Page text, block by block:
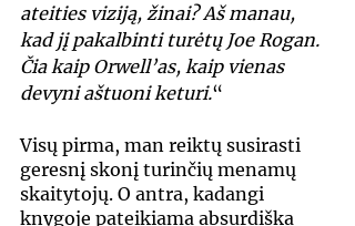
ateities viziją, žinai? Aš manau,
kad jį pakalbinti turėtų Joe Rogan.
Čia kaip Orwell’as, kaip vienas
devyni aštuoni keturi.“
Visų pirma, man reiktų susirasti
geresnį skonį turinčių menamų
skaitytojų. O antra, kadangi
knygoje pateikiama absurdiška